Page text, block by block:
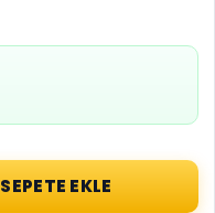
SEPETE EKLE